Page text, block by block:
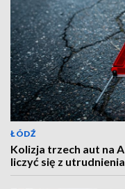
ŁÓDŹ
Kolizja trzech aut na
liczyć się z